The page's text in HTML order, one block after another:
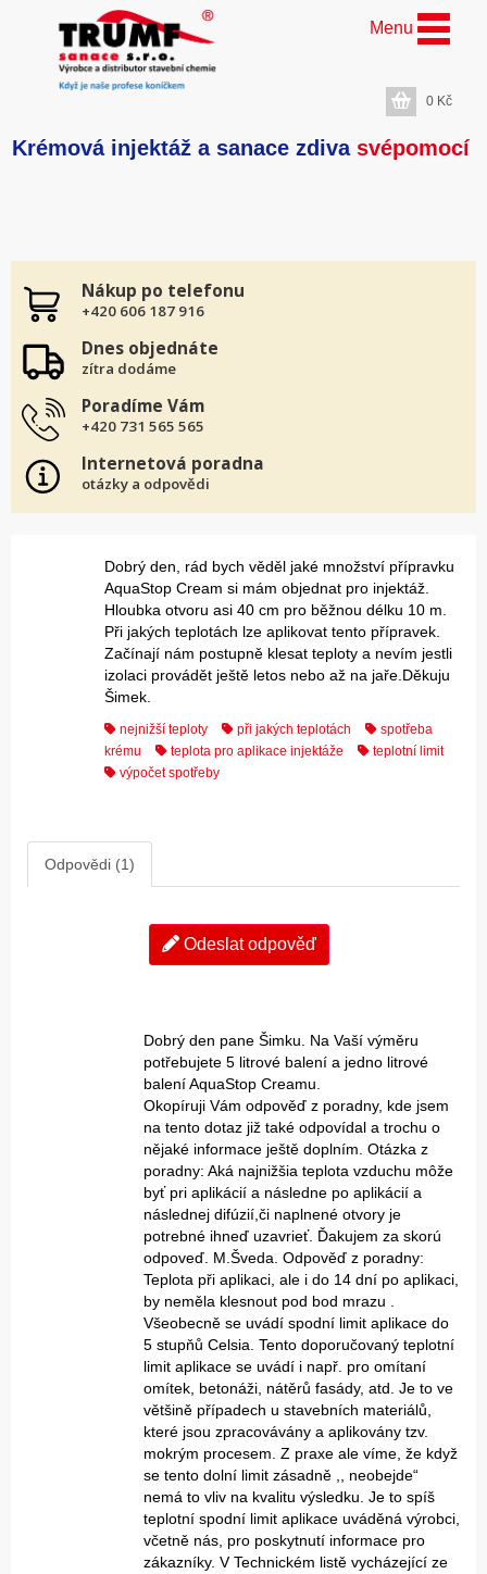
Krémová injektáž a sanace zdiva svépomocí
Menu
0 Kč
Nákup po telefonu
+420 606 187 916
Dnes objednáte
zítra dodáme
Poradíme Vám
+420 731 565 565
Internetová poradna
otázky a odpovědi
Dobrý den, rád bych věděl jaké množství přípravku
AquaStop Cream si mám objednat pro injektáž.
Hloubka otvoru asi 40 cm pro běžnou délku 10 m.
Při jakých teplotách lze aplikovat tento přípravek.
Začínají nám postupně klesat teploty a nevím jestli
izolaci provádět ještě letos nebo až na jaře.Děkuju
Šimek.
nejnižší teploty při jakých teplotách
spotřeba
krému
teplota pro aplikace injektáže
teplotní limit
výpočet spotřeby
Odpovědi (1)
Odeslat odpověď
Dobrý den pane Šimku. Na Vaší výměru
potřebujete 5 litrové balení a jedno litrové
balení AquaStop Creamu.
Okopíruji Vám odpověď z poradny, kde jsem
na tento dotaz již také odpovídal a trochu o
nějaké informace ještě doplním. Otázka z
poradny: Aká najnižšia teplota vzduchu môže
byť pri aplikácií a následne po aplikácií a
následnej difúzií,či naplnené otvory je
potrebné ihneď uzavrieť. Ďakujem za skorú
odpoveď. M.Šveda. Odpověď z poradny:
Teplota při aplikaci, ale i do 14 dní po aplikaci,
by neměla klesnout pod bod mrazu .
Všeobecně se uvádí spodní limit aplikace do
5 stupňů Celsia. Tento doporučovaný teplotní
limit aplikace se uvádí i např. pro omítaní
omítek, betonáži, nátěrů fasády, atd. Je to ve
většině případech u stavebních materiálů,
které jsou zpracovávány a aplikovány tzv.
mokrým procesem. Z praxe ale víme, že když
se tento dolní limit zásadně ,, neobejde“
nemá to vliv na kvalitu výsledku. Je to spíš
teplotní spodní limit aplikace uváděná výrobci,
včetně nás, pro poskytnutí informace pro
zákazníky. V Technickém listě vycházející ze